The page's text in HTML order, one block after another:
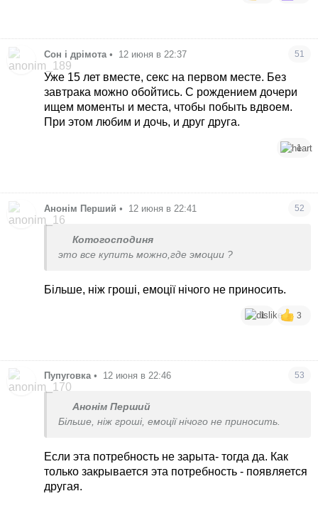
Сон і дрімота • 12 июня в 22:37 51
Уже 15 лет вместе, секс на первом месте. Без
завтрака можно обойтись. С рождением дочери
ищем моменты и места, чтобы побыть вдвоем.
При этом любим и дочь, и друг друга.
1
Анонім Перший • 12 июня в 22:41 52
Котогосподиня
это все купить можно,где эмоции ?
Більше, ніж гроші, емоції нічого не приносить.
1 3
Пупуговка • 12 июня в 22:46 53
Анонім Перший
Більше, ніж гроші, емоції нічого не приносить.
Если эта потребность не зарыта- тогда да. Как
только закрывается эта потребность - появляется
другая.